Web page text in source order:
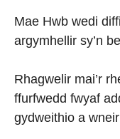
Mae Hwb wedi
argymhellir sy’n
Rhagwelir mai’r
ffurfwedd fwyaf
gydweithio a